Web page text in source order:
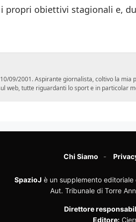
propri obiettivi stagionali e,
09/2001. Aspirante giornalista, coltivo la mia
web, tutte riguardanti lo sport e in particolar
Chi Siamo
SpazioJ è un supplemento
Aut. Tribunale di Torre
Direttore
Editore: